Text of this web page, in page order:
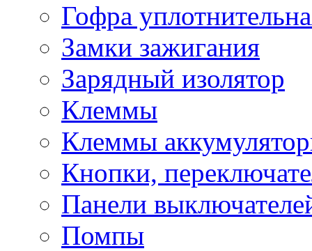
Гофра
Замки зажигания
Зарядный изолятор
Клеммы
Клеммы
Кнопки,
Панели
Помпы